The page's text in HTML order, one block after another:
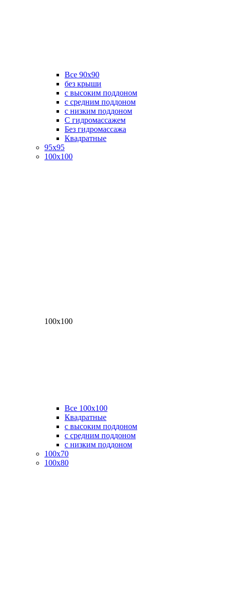
Все 90х90
без крыши
с высоким поддоном
с средним поддоном
с низким поддоном
С гидромассажем
Без гидромассажа
Квадратные
95х95
100х100
100х100
Все 100х100
Квадратные
с высоким поддоном
с средним поддоном
с низким поддоном
100х70
100х80